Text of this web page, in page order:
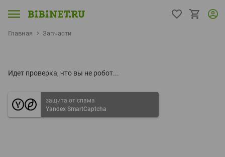
Главная Запчасти
Идет проверка, что вы не робот...
защита от спама
Yandex SmartCaptcha